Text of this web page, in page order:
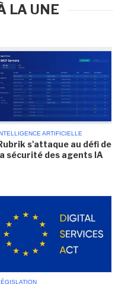
LA UNE
ARTIFICIELLE
s'attaque au défi de
sécurité des agents IA